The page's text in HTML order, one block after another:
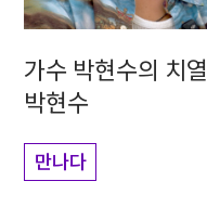
가수 박현수의 치
박현수
만나다